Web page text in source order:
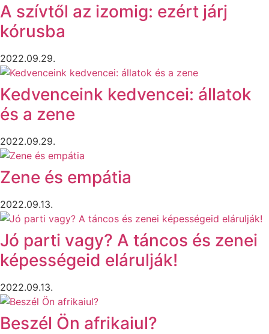
A szívtől az izomig: ezért járj
kórusba
2022.09.29.
Kedvenceink kedvencei: állatok
és a zene
2022.09.29.
Zene és empátia
2022.09.13.
Jó parti vagy? A táncos és zenei
képességeid elárulják!
2022.09.13.
Beszél Ön afrikaiul?